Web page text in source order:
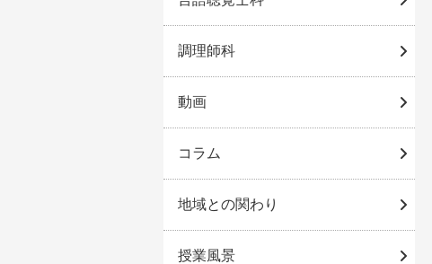
調理師科
動画
コラム
地域との関わり
授業風景